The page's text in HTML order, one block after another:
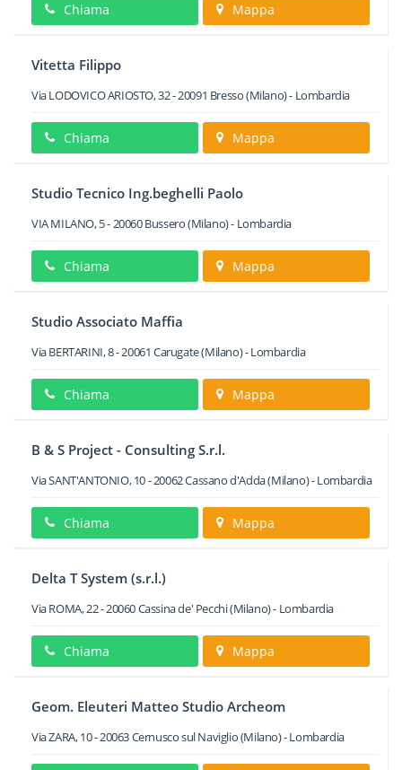
Chiama Mappa
Vitetta Filippo
Via LODOVICO ARIOSTO, 32-20091 Bresso(Milano) - Lombardia
Chiama Mappa
Studio Tecnico Ing.beghelli Paolo
VIA MILANO, 5-20060Bussero(Milano) - Lombardia
Chiama Mappa
Studio Associato Maffia
Via BERTARINI, 8-20061 Carugate(Milano) -Lombardia
Chiama Mappa
B & S Project - Consulting S.r.l.
Via SANT'ANTONIO, 10-20062Cassano d'Adda(Milano) -Lombardia
Chiama Mappa
Delta T System (s.r.l.)
Via ROMA, 22-20060Cassina de' Pecchi(Milano) - Lombardia
Chiama Mappa
Geom. Eleuteri Matteo Studio Archeom
Via ZARA, 10-20063Cernusco sul Naviglio(Milano) -Lombardia